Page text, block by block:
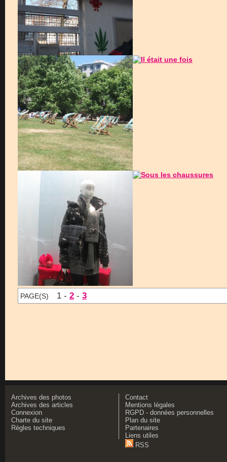
PAGE(S) 1 - 2 - 3
Archives des photos
Archives des articles
Connexion
Charte du site
Règles techniques
Contact
Mentions légales
RGPD - données personnelles
Plan du site
Partenaires
Liens utiles
RSS